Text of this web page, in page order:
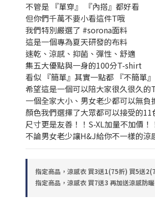
不管是 『單穿』 『內搭』都好看
但你們千萬不要小看這件T哦
我們特別嚴選了 #sorona面料
這是一個專為夏天研發的布料
速乾、涼感、抑菌、彈性、舒適
集五大優點與一身的100分T-shirt
看似 『簡單』其實一點都 『不簡單
希望這是一個可以陪大家很久很久的
一個全家大小、男女老少都可以無負
顏色我們選擇了大眾都可以接受的11
尺寸更是友善！！S-XL加量不加價！
不論男女老少讓H&J給你不一樣的涼
指定商品，涼感衣 買3送1(75折) 買5送
指定商品，涼感衣 買7送3 再加送涼感防